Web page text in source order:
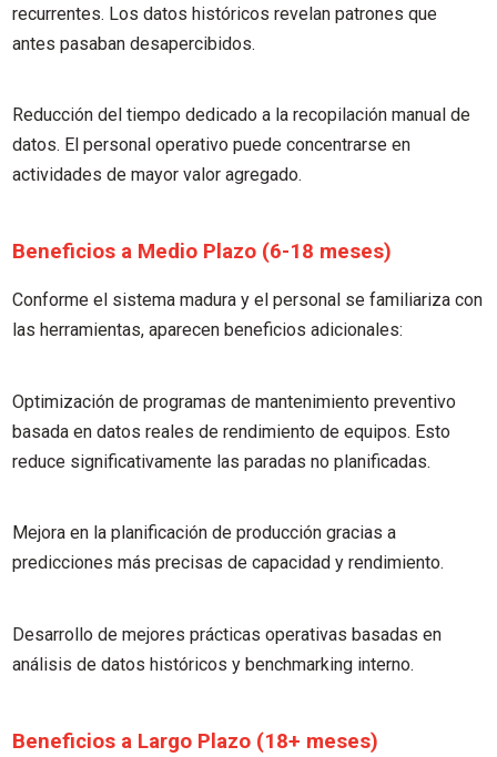
recurrentes. Los datos históricos revelan patrones que
antes pasaban desapercibidos.
Reducción del tiempo dedicado a la recopilación manual de
datos. El personal operativo puede concentrarse en
actividades de mayor valor agregado.
Beneficios a Medio Plazo (6-18 meses)
Conforme el sistema madura y el personal se familiariza con
las herramientas, aparecen beneficios adicionales:
Optimización de programas de mantenimiento preventivo
basada en datos reales de rendimiento de equipos. Esto
reduce significativamente las paradas no planificadas.
Mejora en la planificación de producción gracias a
predicciones más precisas de capacidad y rendimiento.
Desarrollo de mejores prácticas operativas basadas en
análisis de datos históricos y benchmarking interno.
Beneficios a Largo Plazo (18+ meses)